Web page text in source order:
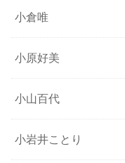
小倉唯
小原好美
小山百代
小岩井ことり